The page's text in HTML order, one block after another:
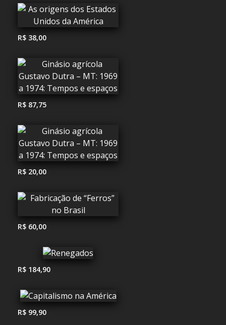
R$ 38,00
R$ 87,75
R$ 20,00
R$ 60,00
R$ 184,90
R$ 99,90